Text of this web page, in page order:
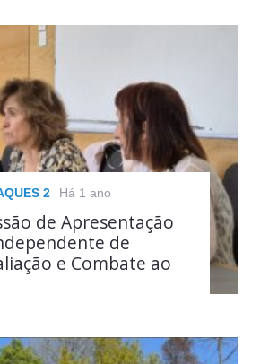
2 Há 1 ano
de Apresentação
de
e Combate ao